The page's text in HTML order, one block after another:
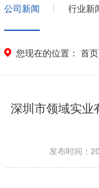
公司新闻 行业新
您现在的位置： 首页
深圳市领域实业
发布时间